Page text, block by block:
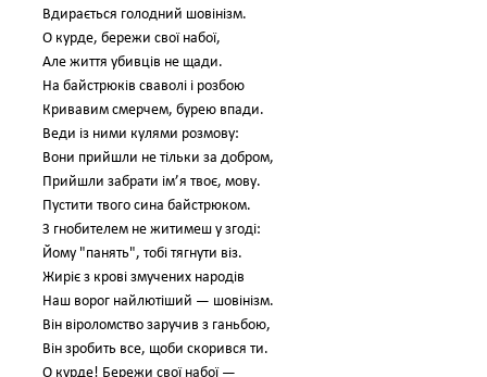
Вдирається голодний шовінізм.
О курде, бережи свої набої,
Але життя убивців не щади.
На байстрюків сваволі і розбою
Кривавим смерчем, бурею впади.
Веди із ними кулями розмову:
Вони прийшли не тільки за добром,
Прийшли забрати ім’я твоє, мову.
Пустити твого сина байстрюком.
З гнобителем не житимеш у згоді:
Йому "панять", тобі тягнути віз.
Жиріє з крові змучених народів
Наш ворог найлютіший — шовінізм.
Він віроломство заручив з ганьбою,
Він зробить все, щоби скорився ти.
О курде! Бережи свої набої —